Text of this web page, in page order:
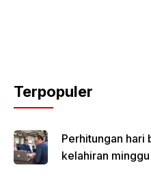
Terpopuler
Perhitungan hari
kelahiran